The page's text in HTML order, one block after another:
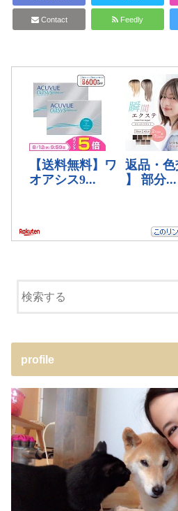
Contact Feedly
profile